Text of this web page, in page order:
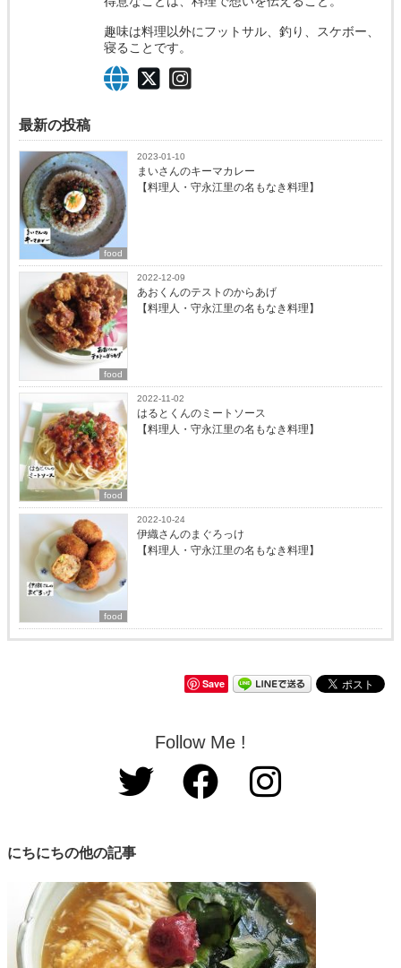
趣味は料理以外にフットサル、釣り、スケボー、
寝ることです。
最新の投稿
food
2023-01-10
まいさんのキーマカレー
【料理人・守永江里の名もなき料理】
food
2022-12-09
あおくんのテストのからあげ
【料理人・守永江里の名もなき料理】
food
2022-11-02
はるとくんのミートソース
【料理人・守永江里の名もなき料理】
food
2022-10-24
伊織さんのまぐろっけ
【料理人・守永江里の名もなき料理】
Save
Follow Me !
にちにちの他の記事